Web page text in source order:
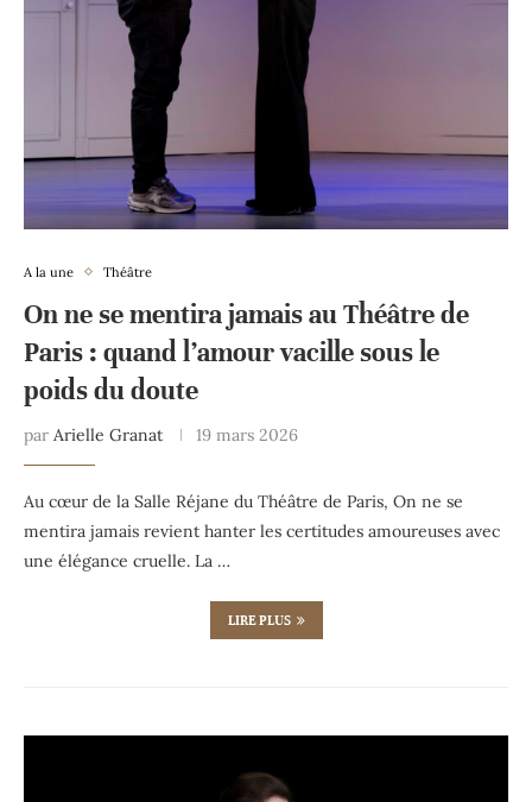
A la une Théâtre
On ne se mentira jamais au Théâtre de
Paris : quand l’amour vacille sous le
poids du doute
par Arielle Granat 19 mars 2026
Au cœur de la Salle Réjane du Théâtre de Paris, On ne se
mentira jamais revient hanter les certitudes amoureuses avec
une élégance cruelle. La …
LIRE PLUS